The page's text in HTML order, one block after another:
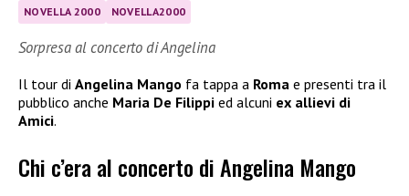
NOVELLA 2000 NOVELLA2000
Sorpresa al concerto di Angelina
Il tour di Angelina Mango fa tappa a Roma e presenti tra il
pubblico anche Maria De Filippi ed alcuni ex allievi di
Amici.
Chi c’era al concerto di Angelina Mango